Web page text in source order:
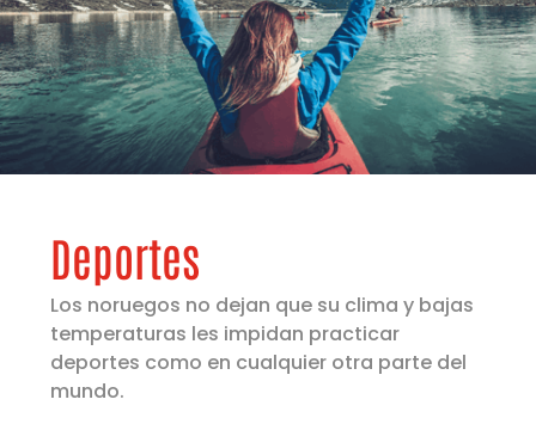
Deportes
Los noruegos no dejan que su clima y bajas
temperaturas les impidan practicar
deportes como en cualquier otra parte del
mundo.